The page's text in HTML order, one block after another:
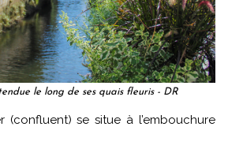
le long de ses quais fleuris - DR
(confluent) se situe à l’embouchure